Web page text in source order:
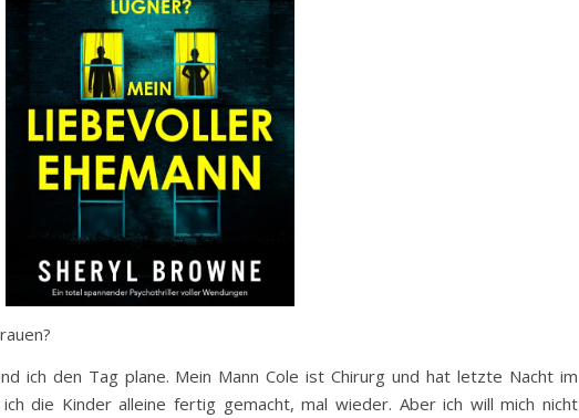
ich den Tag plane. Mein Mann Cole ist Chirurg und hat letzte Nacht im
ich die Kinder alleine fertig gemacht, mal wieder. Aber ich will mich nicht